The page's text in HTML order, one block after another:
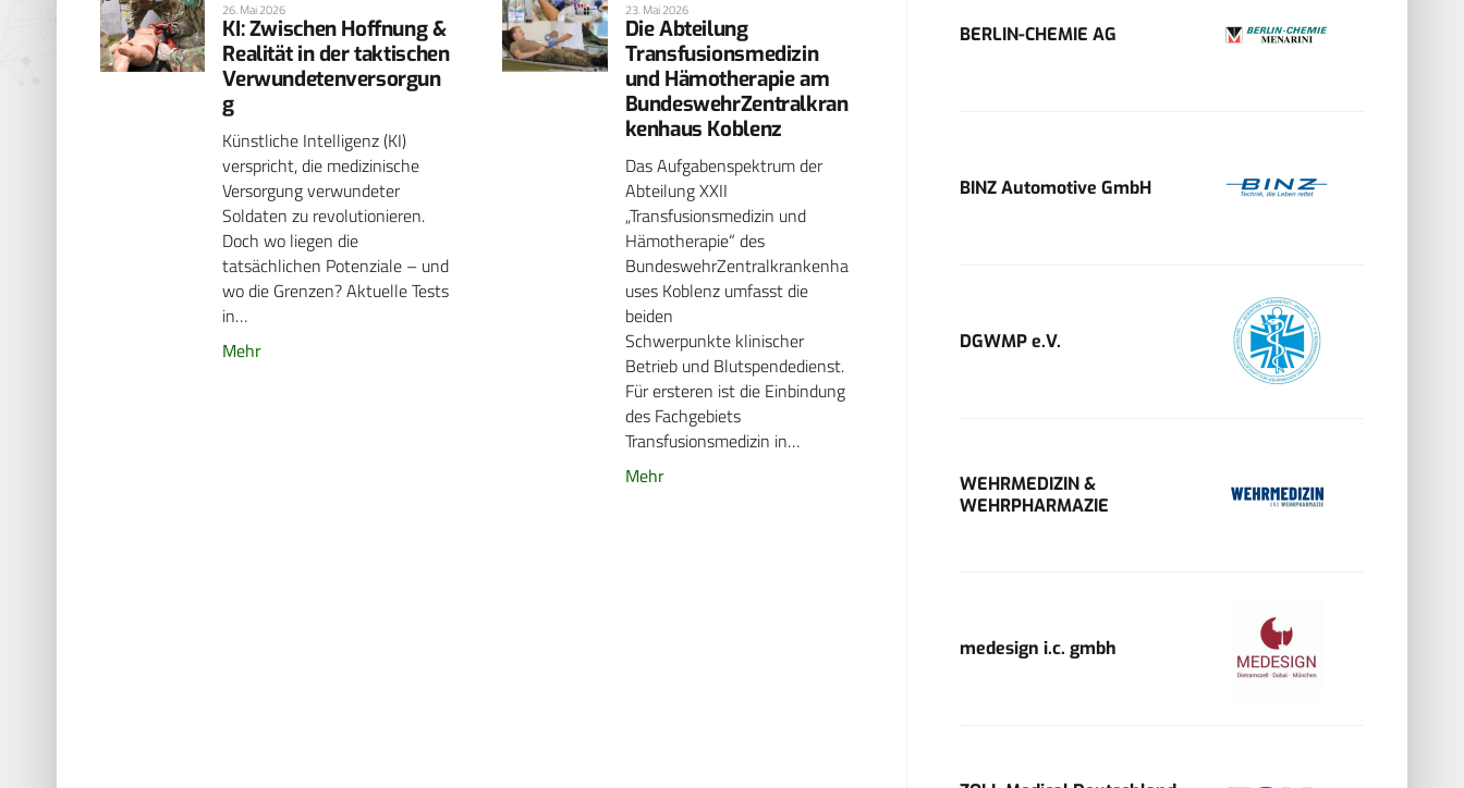
26. Mai 2026
KI: Zwischen Hoffnung &
Realität in der taktischen
Verwundetenversorgun
g
Künstliche Intelligenz (KI)
verspricht, die medizinische
Versorgung verwundeter
Soldaten zu revolutionieren.
Doch wo liegen die
tatsächlichen Potenziale – und
wo die Grenzen? Aktuelle Tests
in…
Mehr
23. Mai 2026
Die Abteilung
Transfusionsmedizin
und Hämotherapie am
BundeswehrZentralkran
kenhaus Koblenz
Das Aufgabenspektrum der
Abteilung XXII
„Transfusionsmedizin und
Hämotherapie“ des
BundeswehrZentralkrankenha
uses Koblenz umfasst die
beiden
Schwerpunkte klinischer
Betrieb und Blutspendedienst.
Für ersteren ist die Einbindung
des Fachgebiets
Transfusionsmedizin in…
Mehr
BERLIN-CHEMIE AG
BINZ Automotive GmbH
DGWMP e.V.
WEHRMEDIZIN &
WEHRPHARMAZIE
medesign i.c. gmbh